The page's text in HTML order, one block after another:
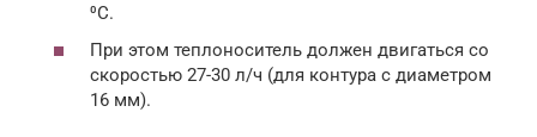
⁰С.
При этом теплоноситель должен двигаться со
скоростью 27-30 л/ч (для контура с диаметром
16 мм).